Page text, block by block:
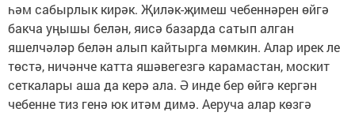
һәм сабырлык кирәк. Җиләк-җимеш чебеннәрен өйгә
бакча уңышы белән, яисә базарда сатып алган
яшелчәләр белән алып кайтырга мөмкин. Алар ирек ле
төстә, ничәнче катта яшәвегезгә карамастан, москит
сеткалары аша да керә ала. Ә инде бер өйгә кергән
чебенне тиз генә юк итәм димә. Аеруча алар көзгә